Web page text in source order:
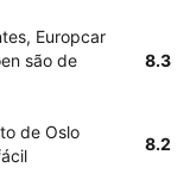
Europcar
são de
8.3
de Oslo
8.2